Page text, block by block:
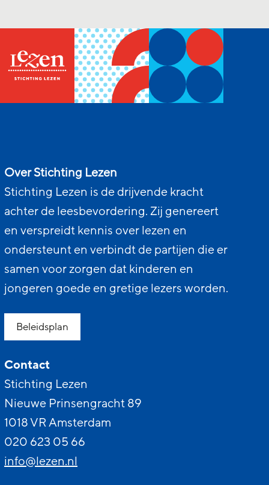
Over Stichting Lezen
Stichting Lezen is de drijvende kracht
achter de leesbevordering. Zij genereert
en verspreidt kennis over lezen en
ondersteunt en verbindt de partijen die er
samen voor zorgen dat kinderen en
jongeren goede en gretige lezers worden.
Beleidsplan
Contact
Stichting Lezen
Nieuwe Prinsengracht 89
1018 VR Amsterdam
020 623 05 66
info@lezen.nl